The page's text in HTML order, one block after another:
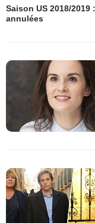
Saison US 2018/
annulées